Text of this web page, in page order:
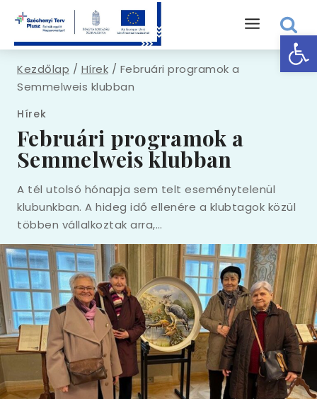
Kezdőlap / Hírek / Februári programok a
Semmelweis klubban
Hírek
Februári programok a
Semmelweis klubban
A tél utolsó hónapja sem telt eseménytelenül
klubunkban. A hideg idő ellenére a klubtagok közül
többen vállalkoztak arra,…